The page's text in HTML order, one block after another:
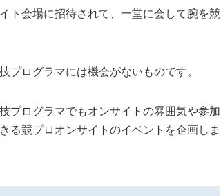
ト会場に招待されて、一堂に会して腕を競
ログラマには機会がないものです。
プログラマでもオンサイトの雰囲気や参加
る競プロオンサイトのイベントを企画しま